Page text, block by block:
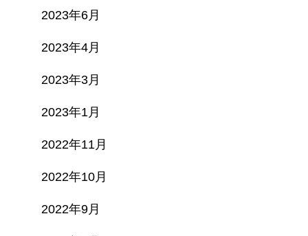
2023年6月
2023年4月
2023年3月
2023年1月
2022年11月
2022年10月
2022年9月